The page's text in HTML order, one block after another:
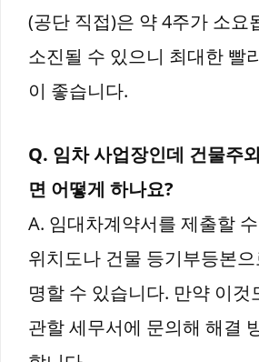
(공단 직접)은 약 4주가 소요
소진될 수 있으니 최대한 빨
이 좋습니다.
Q. 임차 사업장인데 건물주
면 어떻게 하나요?
A. 임대차계약서를 제출할
위치도나 건물 등기부등본
명할 수 있습니다. 만약 이것
관할 세무서에 문의해 해결